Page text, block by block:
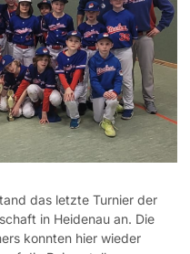
das letzte Turnier der
in Heidenau an. Die
konnten hier wieder